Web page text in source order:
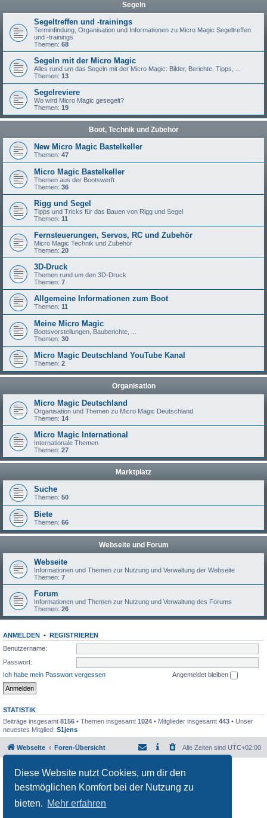
Diese Website nutzt Cookies, um dir den
bestmöglichen Komfort bei der Nutzung zu
bieten. Mehr erfahren
Segeln
Segeltreffen und -trainings
Terminfindung, Organisation und Informationen zu Micro Magic Segeltreffen
und -trainings
Themen: 68
Segeln mit der Micro Magic
Alles rund um das Segeln mit der Micro Magic: Bilder, Berichte, Tipps, ...
Themen: 13
Segelreviere
Wo wird Micro Magic gesegelt?
Themen: 19
Boot, Technik und Zubehör
New Micro Magic Bastelkeller
Themen: 47
Micro Magic Bastelkeller
Themen aus der Bootswerft
Themen: 36
Rigg und Segel
Tipps und Tricks für das Bauen von Rigg und Segel
Themen: 11
Fernsteuerungen, Servos, RC und Zubehör
Micro Magic Technik und Zubehör
Themen: 20
3D-Druck
Themen rund um den 3D-Druck
Themen: 7
Allgemeine Informationen zum Boot
Themen: 11
Meine Micro Magic
Bootsvorstellungen, Bauberichte, ...
Themen: 30
Micro Magic Deutschland YouTube Kanal
Themen: 2
Organisation
Micro Magic Deutschland
Organisation und Themen zu Micro Magic Deutschland
Themen: 14
Micro Magic International
Internationale Themen
Themen: 27
Marktplatz
Suche
Themen: 50
Biete
Themen: 66
Webseite und Forum
Webseite
Informationen und Themen zur Nutzung und Verwaltung der Webseite
Themen: 7
Forum
Informationen und Themen zur Nutzung und Verwaltung des Forums
Themen: 26
ANMELDEN •
REGISTRIEREN
Benutzername:
Passwort:
Ich habe mein Passwort vergessen
Angemeldet bleiben
STATISTIK
Beiträge insgesamt 8156 • Themen insgesamt 1024 • Mitglieder insgesamt 443 • Unser
neuestes Mitglied: S1jens
Webseite Foren-Übersicht Alle Zeiten sind UTC+02:00
Powered by phpBB
® Forum Software © phpBB Limited
Datenschutz|Nutzungsbedingungen